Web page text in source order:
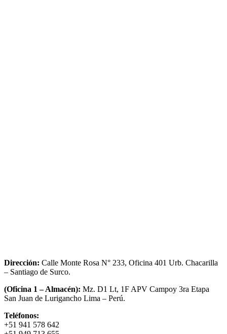
Dirección: Calle Monte Rosa N° 233, Oficina 401 Urb. Chacarilla
– Santiago de Surco.
(Oficina 1 – Almacén): Mz. D1 Lt, 1F APV Campoy 3ra Etapa
San Juan de Lurigancho Lima – Perú.
Teléfonos:
+51 941 578 642